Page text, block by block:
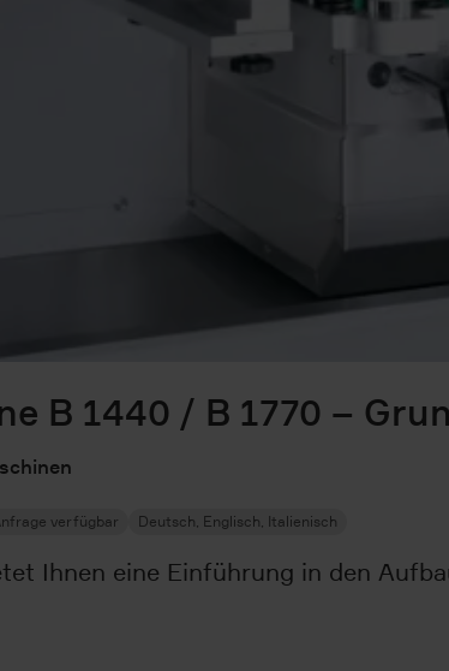
B 1440 / B 1770 –
verfügbar Deutsch, Englisch, Italienisch
Ihnen eine Einführung in den